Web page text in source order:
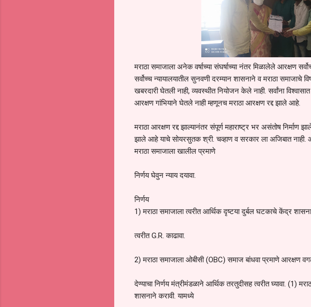
मराठा समाजाला अनेक वर्षाच्या संघर्षाच्या नंतर मिळालेले आरक्षण
सर्वोच्च न्यायालयातील सुनवणी दरम्यान शासनाने व मराठा समाजाचे
खबरदारी घेतली नाही, व्यवस्थीत नियोजन केले नाही. सर्वांना
आरक्षण गांभियाने घेतले नाही म्हणूनच मराठा आरक्षण रद्द झाले आहे.
मराठा आरक्षण रद्द झाल्यानंतर संपूर्ण महाराष्ट्र भर असंतोष
झाले आहे याचे सोयरसुतक श्री. चव्हाण व सरकार ला अजिबात नाही.
मराठा समाजाला खालील प्रमाणे
निर्णय घेवुन न्याय दयावा.
निर्णय
1) मराठा समाजाला त्वरीत आर्थिक दृष्टया दुर्बल घटकाचे केंद्र
त्वरीत G.R. काढावा.
2) मराठा समाजाला ओबीसी (OBC) समाज बांधवा प्रमाणे आरक्षण
देण्याचा निर्णय मंत्रीमंडळाने आर्थिक तरतुदीसह त्वरीत घ्यावा. (1)
शासनाने करावी. यामध्ये